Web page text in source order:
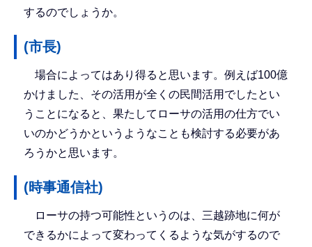
するのでしょうか。
(市長)
場合によってはあり得ると思います。例えば100億
かけました、その活用が全くの民間活用でしたとい
うことになると、果たしてローサの活用の仕方でい
いのかどうかというようなことも検討する必要があ
ろうかと思います。
(時事通信社)
ローサの持つ可能性というのは、三越跡地に何が
できるかによって変わってくるような気がするので